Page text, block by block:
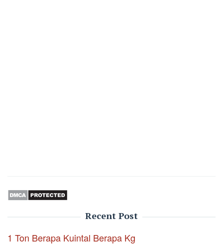
Recent Post
1 Ton Berapa Kuintal Berapa Kg